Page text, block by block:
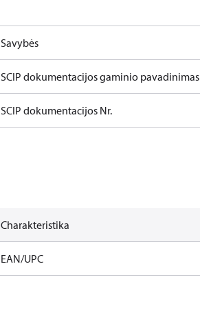
Savybės
SCIP dokumentacijos gaminio pavadinimas
SCIP dokumentacijos Nr.
Charakteristika
EAN/UPC